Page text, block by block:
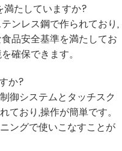
満たしていますか?
ンレス鋼で作られており,
品安全基準を満たしてお
確保できます。
か?
御システムとタッチスク
ており,操作が簡単です。
ングで使いこなすことが